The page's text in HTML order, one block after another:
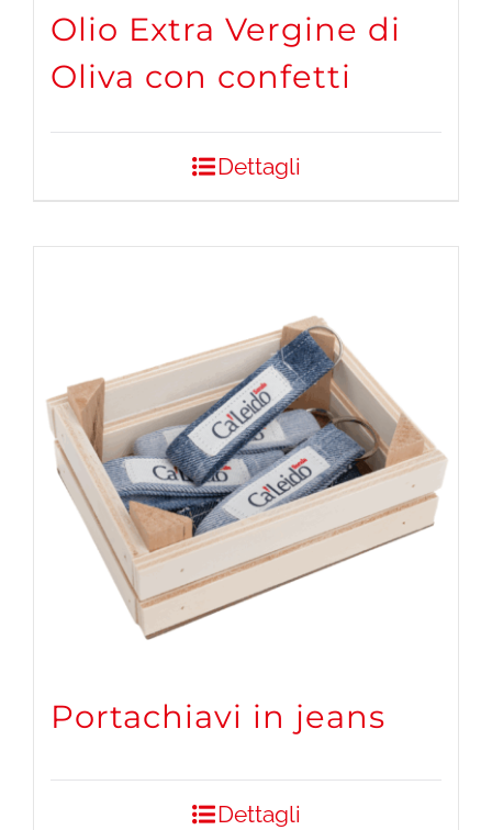
Olio Extra Vergine di
Oliva con confetti
Dettagli
Portachiavi in jeans
Dettagli